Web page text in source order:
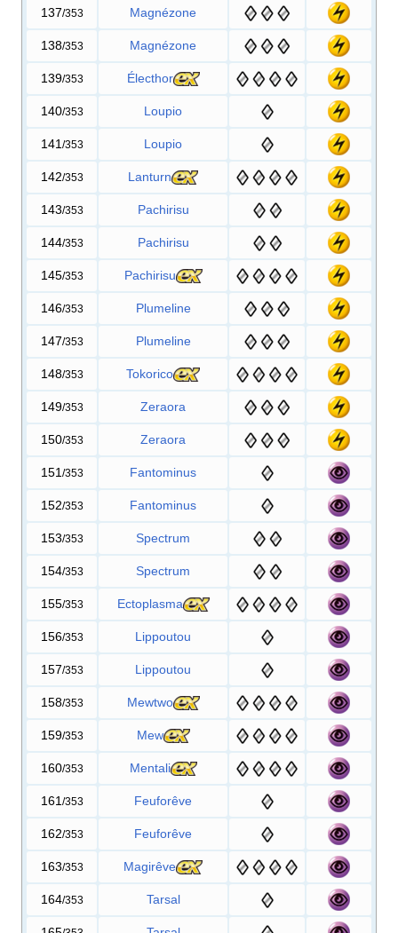
137/353 Magnézone
138/353 Magnézone
139/353 Électhor
140/353 Loupio
141 /353 Loupio
142/353 Lanturn
143/353 Pachirisu
144/353 Pachirisu
145/353 Pachirisu
146/353 Plumeline
147/353 Plumeline
148/353 Tokorico
149/353 Zeraora
150/353 Zeraora
151 /353 Fantominus
152/353 Fantominus
153/353 Spectrum
154/353 Spectrum
155/353 Ectoplasma
156/353 Lippoutou
157/353 Lippoutou
158/353 Mewtwo
159/353 Mew
160/353 Mentali
161 /353 Feuforêve
162/353 Feuforêve
163/353 Magirêve
164/353 Tarsal